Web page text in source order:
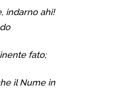
indarno ahi!
fato;
il Nume in